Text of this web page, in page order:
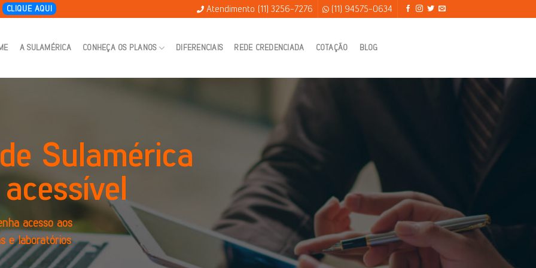
CLIQUE AQUI Atendimento (11) 3256-7276 (11) 94575-0634
A SULAMÉRICA CONHEÇA OS PLANOS DIFERENCIAIS REDE CREDENCIADA COTAÇÃO BLOG
Sulamérica
acesso aos
e laboratórios